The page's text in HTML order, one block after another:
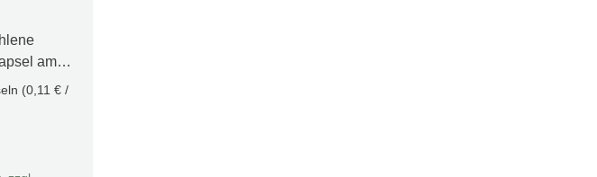
am
wichtig
(0,11 € /